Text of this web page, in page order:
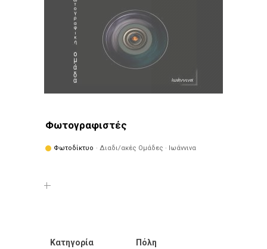
Φωτογραφιστές
Φωτοδίκτυο · Διαδι/ακές Ομάδες · Ιωάννινα
Κατηγορία
Πόλη